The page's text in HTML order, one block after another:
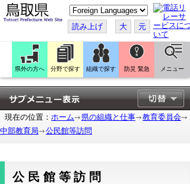
こ
の
ペ
ー
ジ
翻
訳
す
る
読み上げ 大 元
県外の方へ 分野で探す 組織で探す 防災 緊急 メニュー
現在の位置： ホーム 県の組織と仕事
教育委員会
中部教育局
公民館等訪問
公民館等訪問